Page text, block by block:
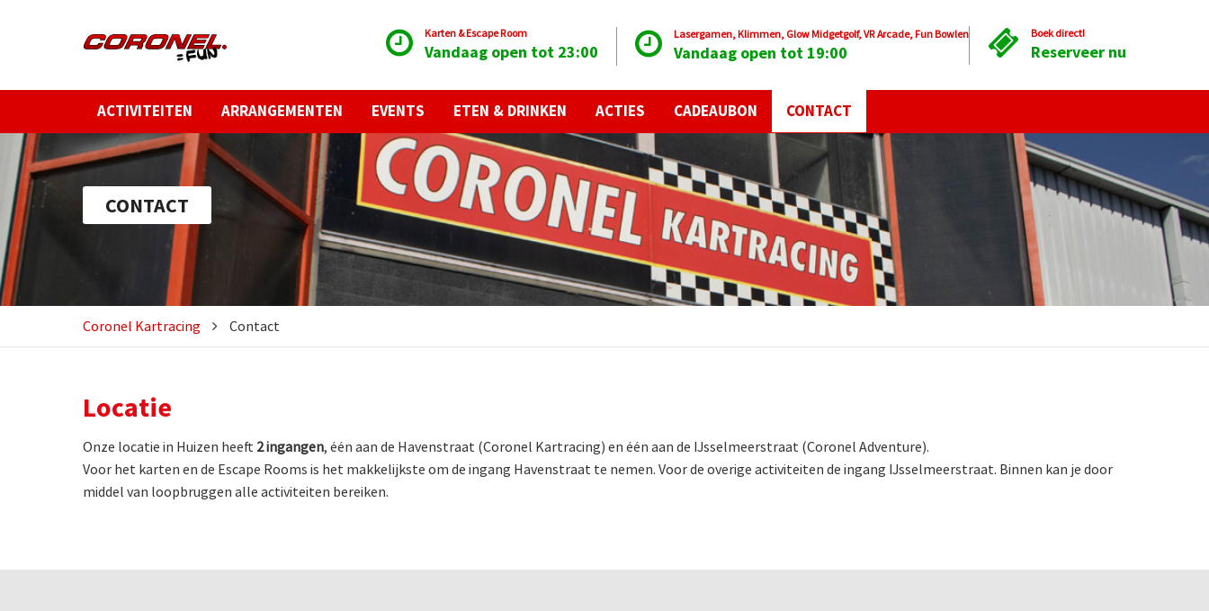
Karten & Escape Room
Vandaag open tot 23:00
Lasergamen, Klimmen, Glow Midgetgolf, VR Arcade, Fun Bowlen
Vandaag open tot 19:00
Boek direct!
Reserveer nu
ACTIVITEITEN ARRANGEMENTEN EVENTS ETEN & DRINKEN ACTIES CADEAUBON CONTACT
CONTACT
Coronel Kartracing Contact
Locatie
Onze locatie in Huizen heeft 2 ingangen, één aan de Havenstraat (Coronel Kartracing) en één aan de IJsselmeerstraat (Coronel Adventure).
Voor het karten en de Escape Rooms is het makkelijkste om de ingang Havenstraat te nemen. Voor de overige activiteiten de ingang IJsselmeerstraat. Binnen kan je door
middel van loopbruggen alle activiteiten bereiken.